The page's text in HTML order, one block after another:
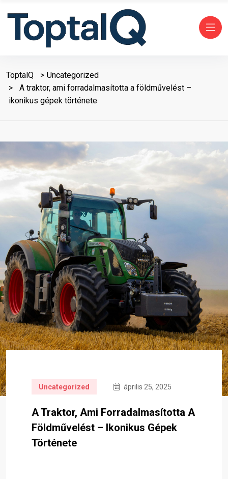
ToptalQ
Uncategorized
A traktor, ami forradalmasította a földművelést –
ikonikus gépek története
Uncategorized április 25, 2025
A Traktor, Ami Forradalmasította A
Földművelést – Ikonikus Gépek
Története